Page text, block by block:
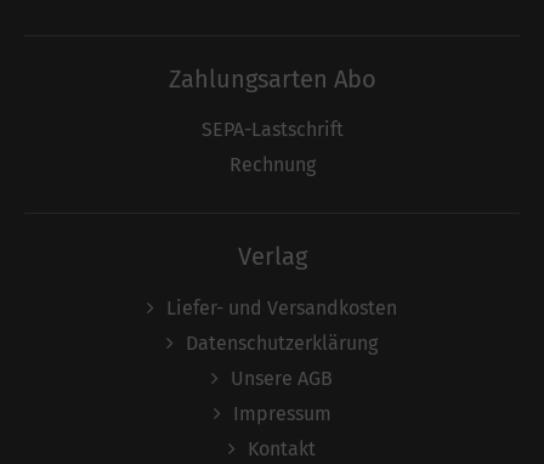
Zahlungsarten Abo
SEPA-Lastschrift
Rechnung
Verlag
Liefer- und Versandkosten
Datenschutzerklärung
Unsere AGB
Impressum
Kontakt